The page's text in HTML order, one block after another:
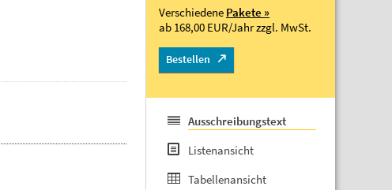
Verschiedene Pakete »
ab 168,00 EUR/Jahrzzgl. MwSt.
Bestellen
Ausschreibungstext
Listenansicht
Tabellenansicht